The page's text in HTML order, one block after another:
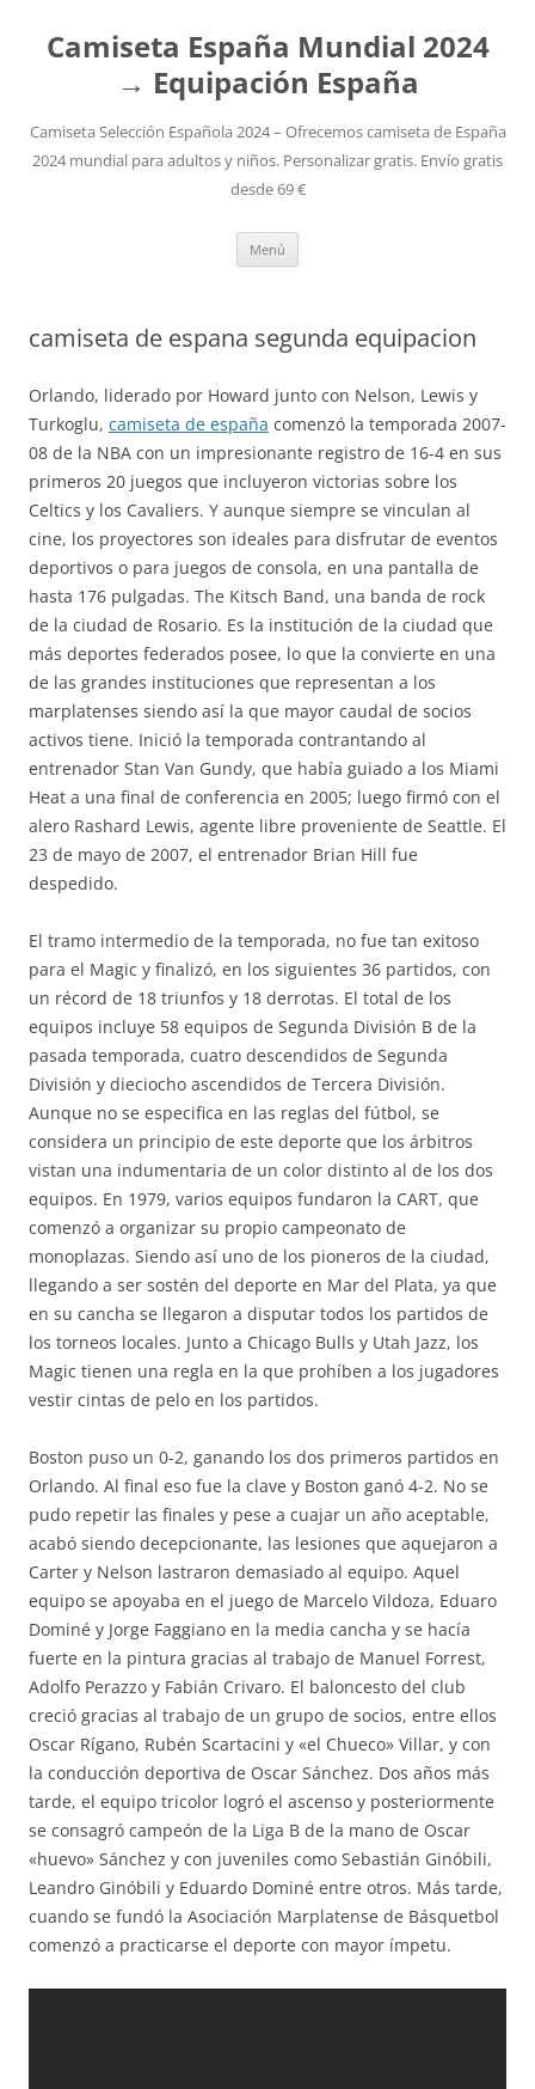
Camiseta España Mundial 2024
→ Equipación España
Camiseta Selección Española 2024 – Ofrecemos camiseta de España
2024 mundial para adultos y niños. Personalizar gratis. Envío gratis
desde 69 €
Menú
camiseta de espana segunda equipacion
Orlando, liderado por Howard junto con Nelson, Lewis y
Turkoglu, camiseta de españa comenzó la temporada 2007-
08 de la NBA con un impresionante registro de 16-4 en sus
primeros 20 juegos que incluyeron victorias sobre los
Celtics y los Cavaliers. Y aunque siempre se vinculan al
cine, los proyectores son ideales para disfrutar de eventos
deportivos o para juegos de consola, en una pantalla de
hasta 176 pulgadas. The Kitsch Band, una banda de rock
de la ciudad de Rosario. Es la institución de la ciudad que
más deportes federados posee, lo que la convierte en una
de las grandes instituciones que representan a los
marplatenses siendo así la que mayor caudal de socios
activos tiene. Inició la temporada contrantando al
entrenador Stan Van Gundy, que había guiado a los Miami
Heat a una final de conferencia en 2005; luego firmó con el
alero Rashard Lewis, agente libre proveniente de Seattle. El
23 de mayo de 2007, el entrenador Brian Hill fue
despedido.
El tramo intermedio de la temporada, no fue tan exitoso
para el Magic y finalizó, en los siguientes 36 partidos, con
un récord de 18 triunfos y 18 derrotas. El total de los
equipos incluye 58 equipos de Segunda División B de la
pasada temporada, cuatro descendidos de Segunda
División y dieciocho ascendidos de Tercera División.
Aunque no se especifica en las reglas del fútbol, se
considera un principio de este deporte que los árbitros
vistan una indumentaria de un color distinto al de los dos
equipos. En 1979, varios equipos fundaron la CART, que
comenzó a organizar su propio campeonato de
monoplazas. Siendo así uno de los pioneros de la ciudad,
llegando a ser sostén del deporte en Mar del Plata, ya que
en su cancha se llegaron a disputar todos los partidos de
los torneos locales. Junto a Chicago Bulls y Utah Jazz, los
Magic tienen una regla en la que prohíben a los jugadores
vestir cintas de pelo en los partidos.
Boston puso un 0-2, ganando los dos primeros partidos en
Orlando. Al final eso fue la clave y Boston ganó 4-2. No se
pudo repetir las finales y pese a cuajar un año aceptable,
acabó siendo decepcionante, las lesiones que aquejaron a
Carter y Nelson lastraron demasiado al equipo. Aquel
equipo se apoyaba en el juego de Marcelo Vildoza, Eduaro
Dominé y Jorge Faggiano en la media cancha y se hacía
fuerte en la pintura gracias al trabajo de Manuel Forrest,
Adolfo Perazzo y Fabián Crivaro. El baloncesto del club
creció gracias al trabajo de un grupo de socios, entre ellos
Oscar Rígano, Rubén Scartacini y «el Chueco» Villar, y con
la conducción deportiva de Oscar Sánchez. Dos años más
tarde, el equipo tricolor logró el ascenso y posteriormente
se consagró campeón de la Liga B de la mano de Oscar
«huevo» Sánchez y con juveniles como Sebastián Ginóbili,
Leandro Ginóbili y Eduardo Dominé entre otros. Más tarde,
cuando se fundó la Asociación Marplatense de Básquetbol
comenzó a practicarse el deporte con mayor ímpetu.